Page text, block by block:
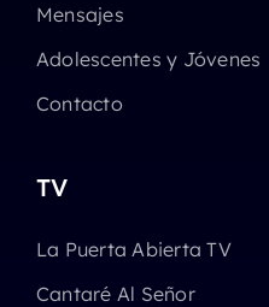
Mensajes
Adolescentes y Jóvenes
Contacto
TV
La Puerta Abierta TV
Cantaré Al Señor